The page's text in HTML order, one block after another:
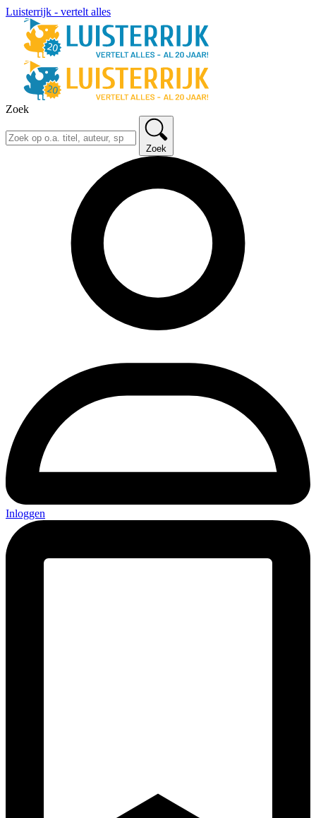
Luisterrijk - vertelt alles
Zoek
Zoek
Inloggen